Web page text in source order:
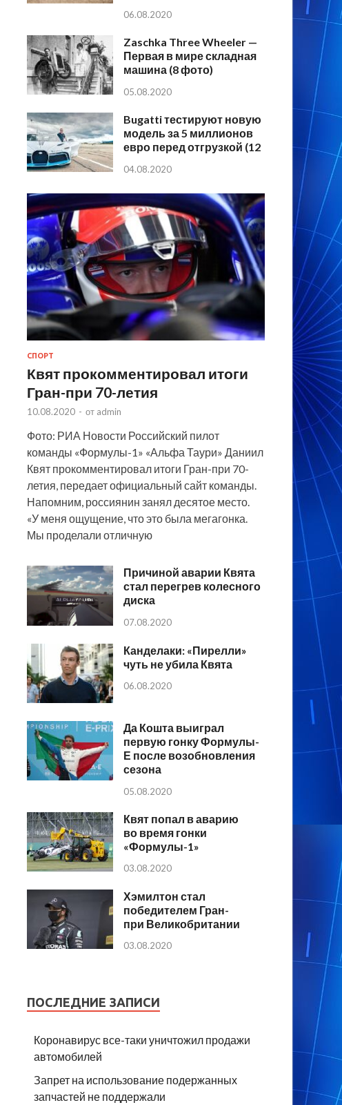
06.08.2020
Zaschka Three Wheeler —
Первая в мире складная
машина (8 фото)
05.08.2020
Bugatti тестируют новую
модель за 5 миллионов
евро перед отгрузкой (12
04.08.2020
СПОРТ
Квят прокомментировал итоги
Гран-при 70-летия
10.08.2020 - от admin
Фото: РИА Новости Российский пилот
команды «Формулы-1» «Альфа Таури» Даниил
Квят прокомментировал итоги Гран-при 70-
летия, передает официальный сайт команды.
Напомним, россиянин занял десятое место.
«У меня ощущение, что это была мегагонка.
Мы проделали отличную
Причиной аварии Квята
стал перегрев колесного
диска
07.08.2020
Канделаки: «Пирелли»
чуть не убила Квята
06.08.2020
Да Кошта выиграл
первую гонку Формулы-
Е после возобновления
сезона
05.08.2020
Квят попал в аварию
во время гонки
«Формулы-1»
03.08.2020
Хэмилтон стал
победителем Гран-
при Великобритании
03.08.2020
ПОСЛЕДНИЕ ЗАПИСИ
Коронавирус все-таки уничтожил продажи
автомобилей
Запрет на использование подержанных
запчастей не поддержали